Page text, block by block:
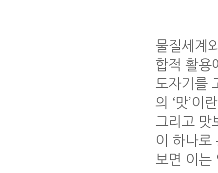
물질세계
합적 활용
도자기를
의 ‘맛’이
그리고 맛
이 하나로
보면 이는